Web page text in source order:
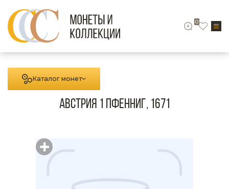
0
Каталог монет
Австрия 1 пфенниг, 1671